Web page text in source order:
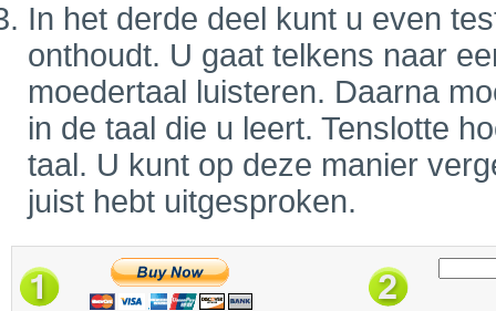
In het derde deel kunt u even
onthoudt. U gaat telkens naar
moedertaal luisteren. Daarna
in de taal die u leert. Tenslotte
taal. U kunt op deze manier
juist hebt uitgesproken.